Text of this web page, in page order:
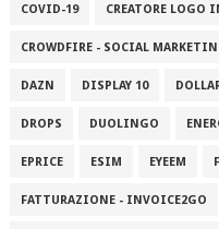
COVID-19 CREATORE LOGO
CROWDFIRE - SOCIAL
DAZN DISPLAY 10
DROPS DUOLINGO
EPRICE ESIM EYEEM
FATTURAZIONE - INVOICE2GO